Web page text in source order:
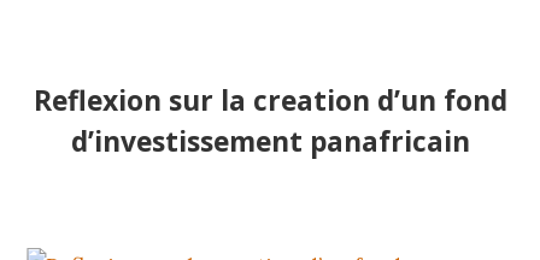
Reflexion sur la creation d’un fond
d’investissement panafricain